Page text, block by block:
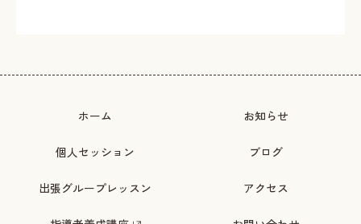
ホーム
個人セッション
出張グループレッスン
お知らせ
ブログ
アクセス